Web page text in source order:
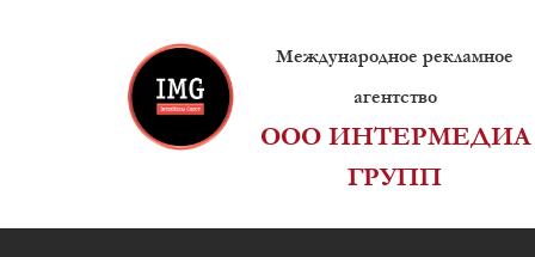
Международное рекламное
агентство
ООО ИНТЕРМЕДИА
ГРУПП